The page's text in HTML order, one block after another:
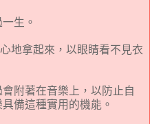
生。
地拿起來，以眼睛看不見衣
附著在音樂上，以防止自
備這種實用的機能。